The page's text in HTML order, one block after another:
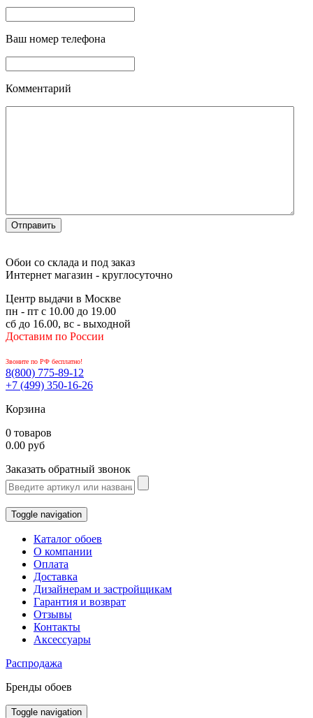
Ваш номер телефона
Комментарий
Обои со склада и под заказ
Интернет магазин - круглосуточно
Центр выдачи в Москве
пн - пт с 10.00 до 19.00
сб до 16.00, вс - выходной
Доставим по России
Звоните по РФ бесплатно!
8(800) 775-89-12
+7 (499) 350-16-26
Корзина
0 товаров
0.00 руб
Заказать обратный звонок
Toggle navigation
Каталог обоев
О компании
Оплата
Доставка
Дизайнерам и застройщикам
Гарантия и возврат
Отзывы
Контакты
Аксессуары
Распродажа
Бренды обоев
Toggle navigation